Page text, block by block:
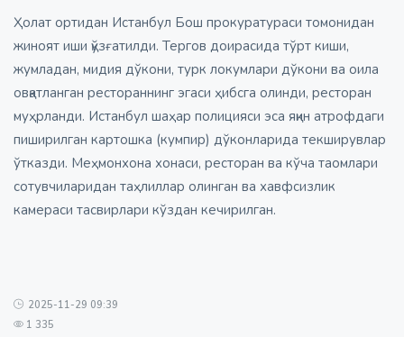
Ҳолат ортидан Истанбул Бош прокуратураси томонидан
жиноят иши қўзғатилди. Тергов доирасида тўрт киши,
жумладан, мидия дўкони, турк локумлари дўкони ва оила
овқатланган рестораннинг эгаси ҳибсга олинди, ресторан
муҳрланди. Истанбул шаҳар полицияси эса яқин атрофдаги
пиширилган картошка (кумпир) дўконларида текширувлар
ўтказди. Меҳмонхона хонаси, ресторан ва кўча таомлари
сотувчиларидан таҳлиллар олинган ва хавфсизлик
камераси тасвирлари кўздан кечирилган.
2025-11-29 09:39
1 335